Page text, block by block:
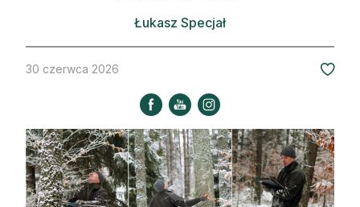
Nowe technologie
Kultura i historia
Strefa eksperta
Auto do lasu
Dla drwala
Łukasz Specjał
30 czerwca 2026